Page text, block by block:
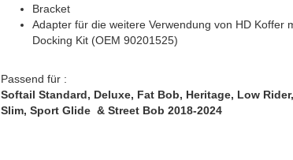
Bracket
Adapter für die weitere Verwendung von HD Koffer
Docking Kit (OEM 90201525)
Passend für :
Softail Standard, Deluxe, Fat Bob, Heritage, Low Rider,
Slim, Sport Glide & Street Bob 2018-2024